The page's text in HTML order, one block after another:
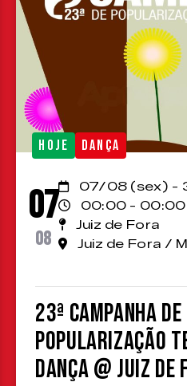
HOJE DANÇA
07
08
07/08 (sex) -
00:00 - 00:00
Juiz de Fora
Juiz de Fora /
23ª Campanha de
Popularização
Dança @ Juiz de